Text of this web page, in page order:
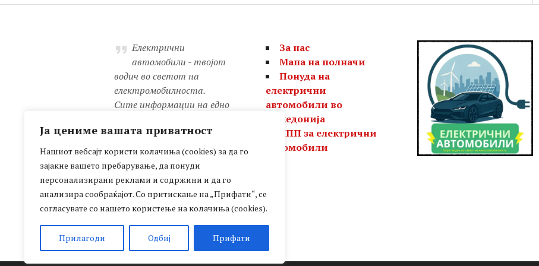
Ја цениме вашата приватност
Нашиот вебсајт користи колачиња (cookies) за да го
зајакне вашето пребарување, да понуди
персонализирани реклами и содржини и да го
анализира сообраќајот. Со притискање на „Прифати“, се
согласувате со нашето користење на колачиња (cookies).
Прилагоди Одбиј Прифати
Електрични
автомобили - твојот
водич во светот на
електромобилноста.
Сите информации на едно
анализи, практични
совети, мапа на полначи,
рецензии и уште многу
друго!
Иновација, одржливост,
супериорна технологија.
За нас
Мапа на полначи
Понуда на
електрични
автомобили во
Македонија
ЧПП за електрични
автомобили